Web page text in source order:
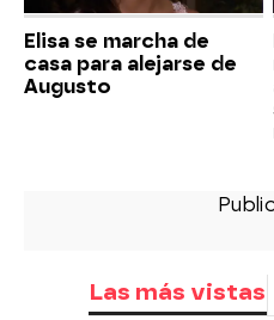
Elisa se marcha de
casa para alejarse de
Augusto
Las más vistas